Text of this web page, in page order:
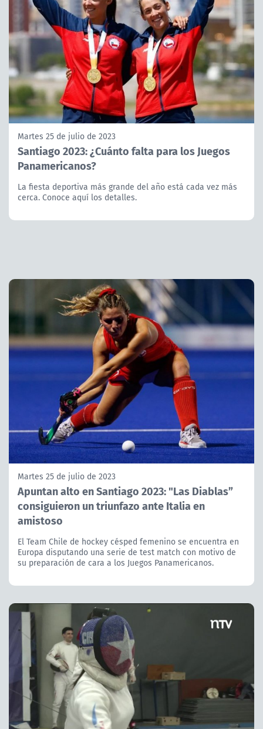
Martes 25 de julio de 2023
Santiago 2023: ¿Cuánto falta para los Juegos
Panamericanos?
La fiesta deportiva más grande del año está cada vez más
cerca. Conoce aquí los detalles.
Martes 25 de julio de 2023
Apuntan alto en Santiago 2023: "Las Diablas”
consiguieron un triunfazo ante Italia en
amistoso
El Team Chile de hockey césped femenino se encuentra en
Europa disputando una serie de test match con motivo de
su preparación de cara a los Juegos Panamericanos.